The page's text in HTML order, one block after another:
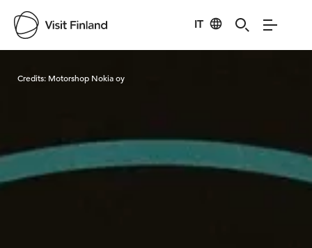
IT
Credits: Motorshop Nokia oy